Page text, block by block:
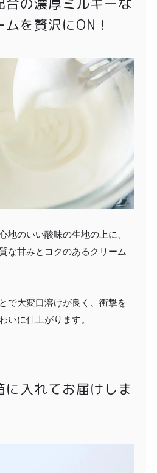
を贅沢にON！
地のいい酸味の生地の上に、
な甘みとコクのあるクリーム
で大変口溶けが良く、衝撃を
いに仕上がります。
に入れてお届けしま